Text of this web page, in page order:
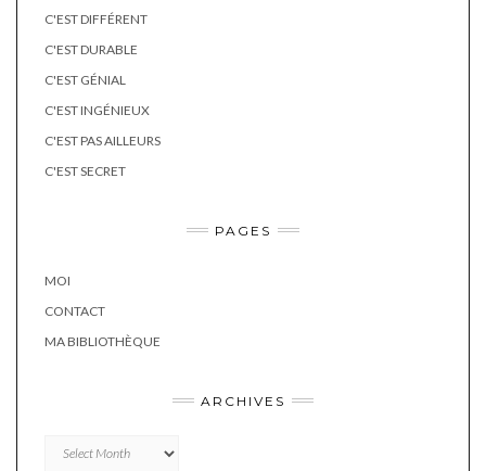
C'EST DIFFÉRENT
C'EST DURABLE
C'EST GÉNIAL
C'EST INGÉNIEUX
C'EST PAS AILLEURS
C'EST SECRET
PAGES
MOI
CONTACT
MA BIBLIOTHÈQUE
ARCHIVES